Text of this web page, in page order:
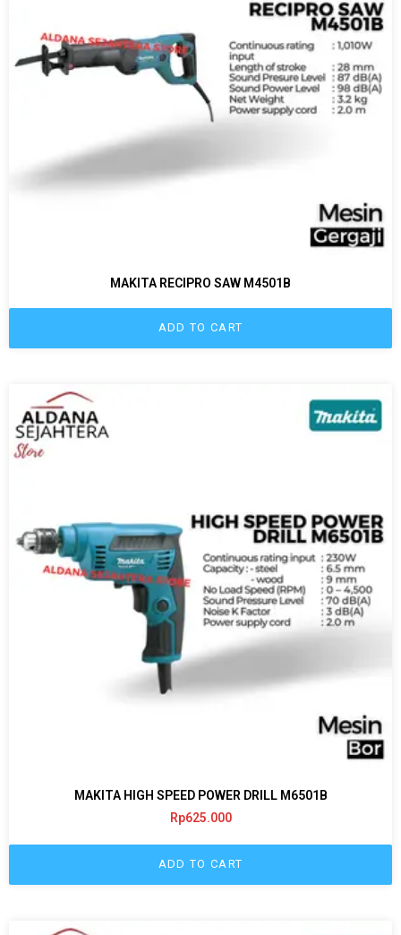
MAKITA RECIPRO SAW M4501B
ADD TO CART
MAKITA HIGH SPEED POWER DRILL M6501B
Rp625.000
ADD TO CART